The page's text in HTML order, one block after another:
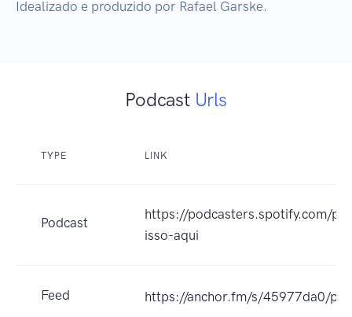
Idealizado e produzido por Rafael Garske.
Podcast Urls
TYPE LINK
Podcast
https://podcasters.spotify.com/
isso-aqui
Feed https://anchor.fm/s/45977da0/